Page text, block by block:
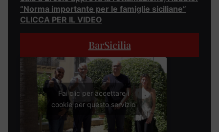
“Norma importante per le famiglie siciliane”
CLICCA PER IL VIDEO
BarSicilia
Fai clic per accettare i
cookie per questo servizio